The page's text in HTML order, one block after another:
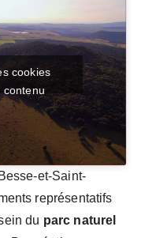
cookies
contenu
et-Saint-
représentatifs
du parc naturel